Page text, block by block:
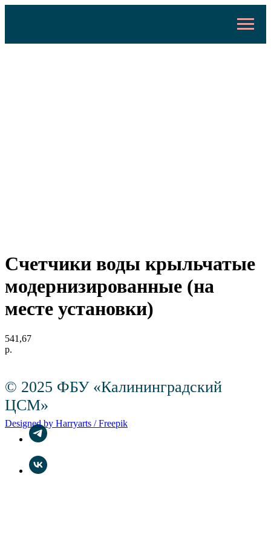
Счетчики воды крыльчатые
модернизированные (на
месте установки)
541,67
р.
© 2025 ФБУ «Калининградский
ЦСМ»
Designed by Harryarts / Freepik